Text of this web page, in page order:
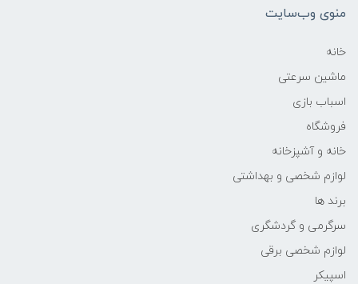
منوی وب‌سایت
خانه
ماشین سرعتی
اسباب بازی
فروشگاه
خانه و آشپزخانه
لوازم شخصی و بهداشتی
برند ها
سرگرمی و گردشگری
لوازم شخصی برقی
اسپیکر